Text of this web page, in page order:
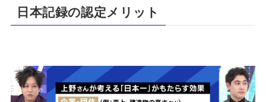
日本記録の認定メリット